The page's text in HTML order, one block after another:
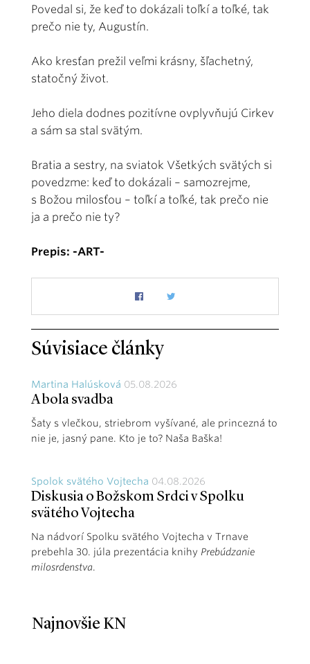
Povedal si, že keď to dokázali toľkí a toľké, tak
prečo nie ty, Augustín.
Ako kresťan prežil veľmi krásny, šľachetný,
statočný život.
Jeho diela dodnes pozitívne ovplyvňujú Cirkev
a sám sa stal svätým.
Bratia a sestry, na sviatok Všetkých svätých si
povedzme: keď to dokázali – samozrejme,
s Božou milosťou – toľkí a toľké, tak prečo nie
ja a prečo nie ty?
Prepis: -ART-
Súvisiace články
Martina Halúsková 05.08.2026
A bola svadba
Šaty s vlečkou, striebrom vyšívané, ale princezná to
nie je, jasný pane. Kto je to? Naša Baška!
Spolok svätého Vojtecha 04.08.2026
Diskusia o Božskom Srdci v Spolku
svätého Vojtecha
Na nádvorí Spolku svätého Vojtecha v Trnave
prebehla 30. júla prezentácia knihy Prebúdzanie
milosrdenstva.
Najnovšie KN